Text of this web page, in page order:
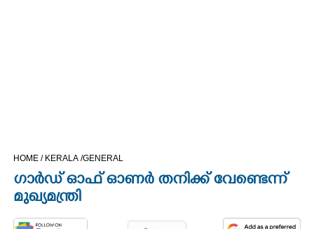
CINEMA
OPINION
HOME / KERALA /GENERAL
ഗാർഡ് ഓഫ് ഓണർ തനിക്ക് വേണ്ടെന്ന്
മുഖ്യമന്ത്രി